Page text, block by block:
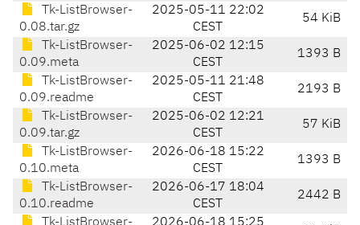
Tk-ListBrowser-
0.08.tar.gz
2025-05-11 22:02
CEST
54 KiB
Tk-ListBrowser-
0.09.meta
2025-06-02 12:15
CEST
1393 B
Tk-ListBrowser-
0.09.readme
2025-05-11 21:48
CEST
2193 B
Tk-ListBrowser-
0.09.tar.gz
2025-06-02 12:21
CEST
57 KiB
Tk-ListBrowser-
0.10.meta
2026-06-18 15:22
CEST
1393 B
Tk-ListBrowser-
0.10.readme
2026-06-17 18:04
CEST
2442 B